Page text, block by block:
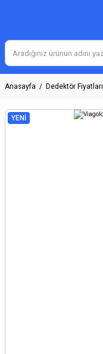
Anasayfa Dedektör Fiyatları
YENİ